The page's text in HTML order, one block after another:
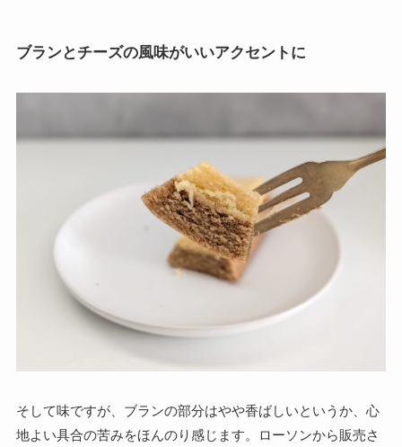
ブランとチーズの風味がいいアクセントに
そして味ですが、ブランの部分はやや香ばしいというか、心
地よい具合の苦みをほんのり感じます。ローソンから販売さ